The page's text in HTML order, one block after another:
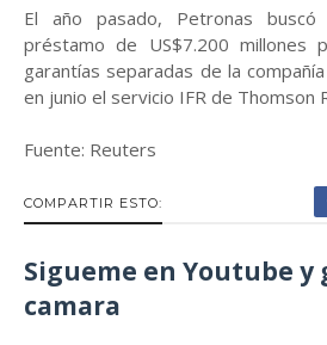
El año pasado, Petronas
préstamo de US$7.200 millones
garantías separadas de la
en junio el servicio IFR de Thomson
Fuente: Reuters
COMPARTIR ESTO:
Sigueme en Youtube y
camara